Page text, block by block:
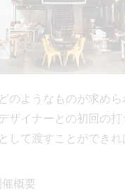
のようなものが求め
ザイナーとの初回の
して渡すことができれ
概要